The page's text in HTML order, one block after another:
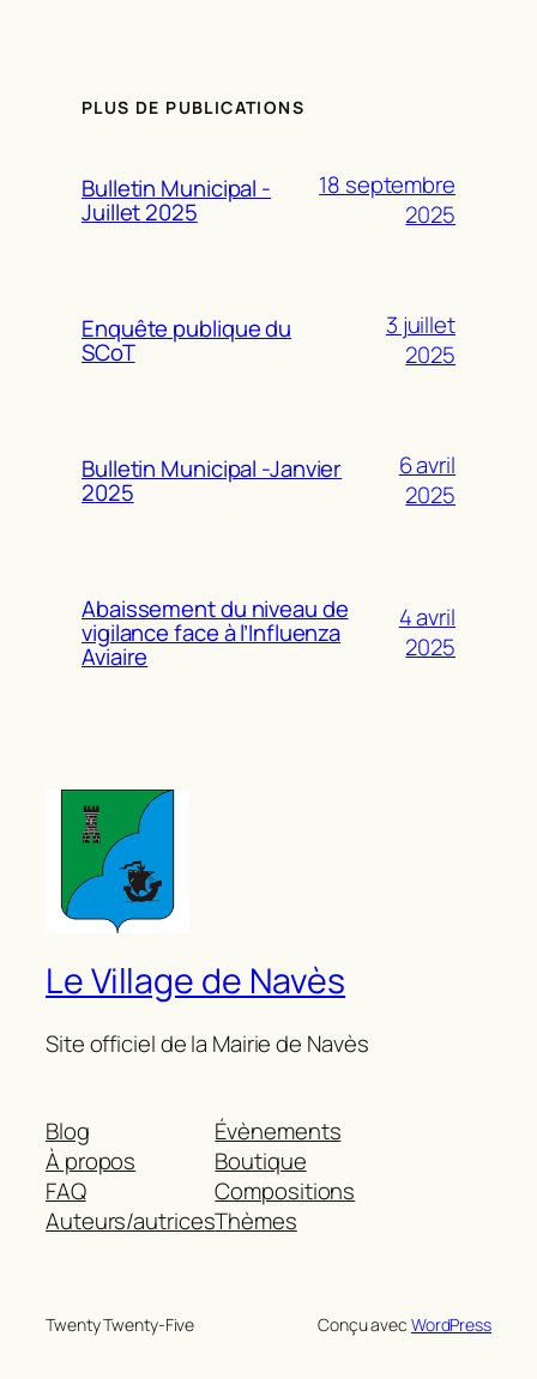
PLUS DE PUBLICATIONS
Bulletin Municipal -
Juillet 2025
18 septembre
2025
Enquête publique du
SCoT
3 juillet
2025
Bulletin Municipal -Janvier
2025
6 avril
2025
Abaissement du niveau de
vigilance face à l’Influenza
Aviaire
4 avril
2025
Le Village de Navès
Site officiel de la Mairie de Navès
Blog
À propos
FAQ
Auteurs/autrices
Évènements
Boutique
Compositions
Thèmes
Twenty Twenty-Five Conçu avec WordPress